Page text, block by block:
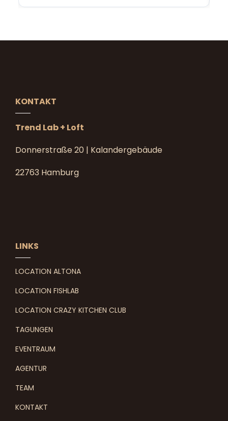
KONTAKT
Trend Lab + Loft
Donnerstraße 20 | Kalandergebäude
22763 Hamburg
LINKS
LOCATION ALTONA
LOCATION FISHLAB
LOCATION CRAZY KITCHEN CLUB
TAGUNGEN
EVENTRAUM
AGENTUR
TEAM
KONTAKT